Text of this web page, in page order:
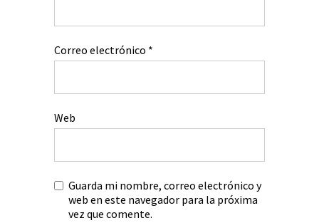
Correo electrónico *
Web
Guarda mi nombre, correo electrónico y
web en este navegador para la próxima
vez que comente.